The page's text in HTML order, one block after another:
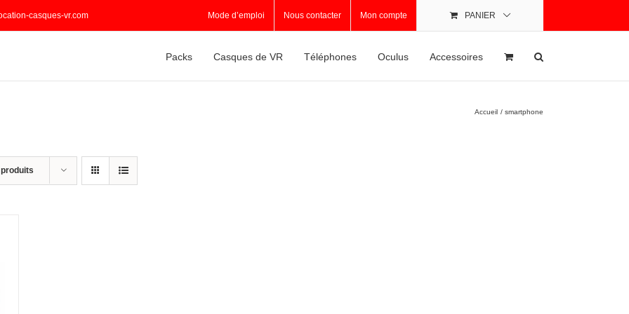
casques-vr.com Mode d’emploi Nous contacter Mon compte PANIER
Packs Casques de VR Téléphones Oculus Accessoires
Accueil smartphone